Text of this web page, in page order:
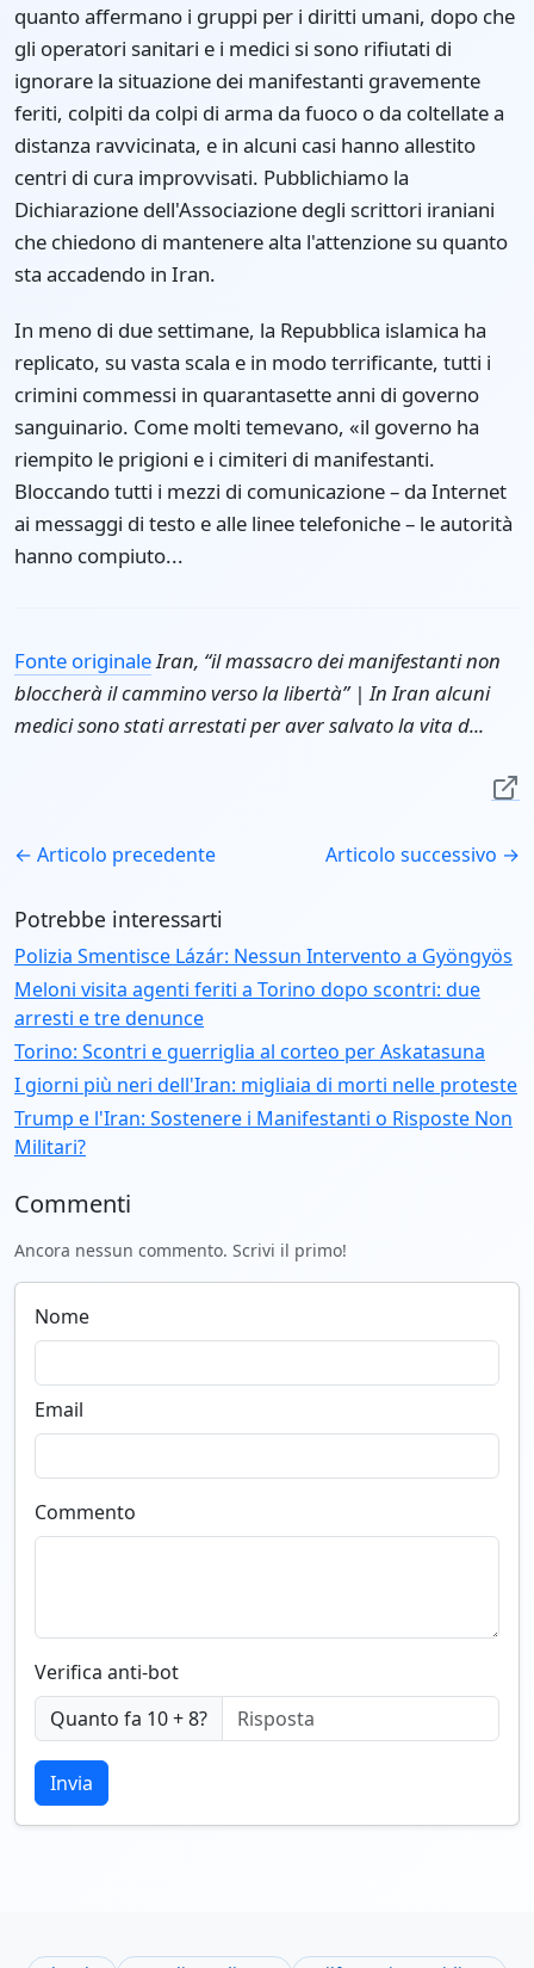
quanto affermano i gruppi per i diritti umani, dopo che
gli operatori sanitari e i medici si sono rifiutati di
ignorare la situazione dei manifestanti gravemente
feriti, colpiti da colpi di arma da fuoco o da coltellate a
distanza ravvicinata, e in alcuni casi hanno allestito
centri di cura improvvisati. Pubblichiamo la
Dichiarazione dell'Associazione degli scrittori iraniani
che chiedono di mantenere alta l'attenzione su quanto
sta accadendo in Iran.
In meno di due settimane, la Repubblica islamica ha
replicato, su vasta scala e in modo terrificante, tutti i
crimini commessi in quarantasette anni di governo
sanguinario. Come molti temevano, «il governo ha
riempito le prigioni e i cimiteri di manifestanti.
Bloccando tutti i mezzi di comunicazione – da Internet
ai messaggi di testo e alle linee telefoniche – le autorità
hanno compiuto...
Fonte originaleIran, “il massacro dei manifestanti non
bloccherà il cammino verso la libertà” | In Iran alcuni
medici sono stati arrestati per aver salvato la vita d...
← Articolo precedente Articolo successivo →
Potrebbe interessarti
Polizia Smentisce Lázár: Nessun Intervento a Gyöngyös
Meloni visita agenti feriti a Torino dopo scontri: due
arresti e tre denunce
Torino: Scontri e guerriglia al corteo per Askatasuna
I giorni più neri dell'Iran: migliaia di morti nelle proteste
Trump e l'Iran: Sostenere i Manifestanti o Risposte Non
Militari?
Commenti
Ancora nessun commento. Scrivi il primo!
Nome
Email
Commento
Verifica anti-bot
Quanto fa 10 + 8?
Invia